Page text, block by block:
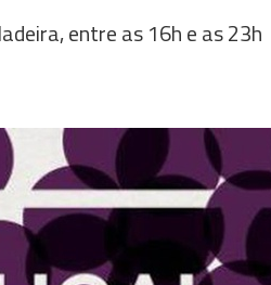
entre as 16h e as 23h